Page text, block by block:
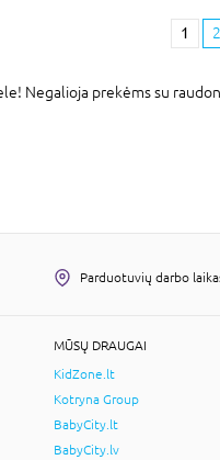
1 2
Negalioja prekėms su
Parduotuvių darbo
MŪSŲ DRAUGAI
KidZone.lt
Kotryna Group
BabyCity.lt
BabyCity.lv